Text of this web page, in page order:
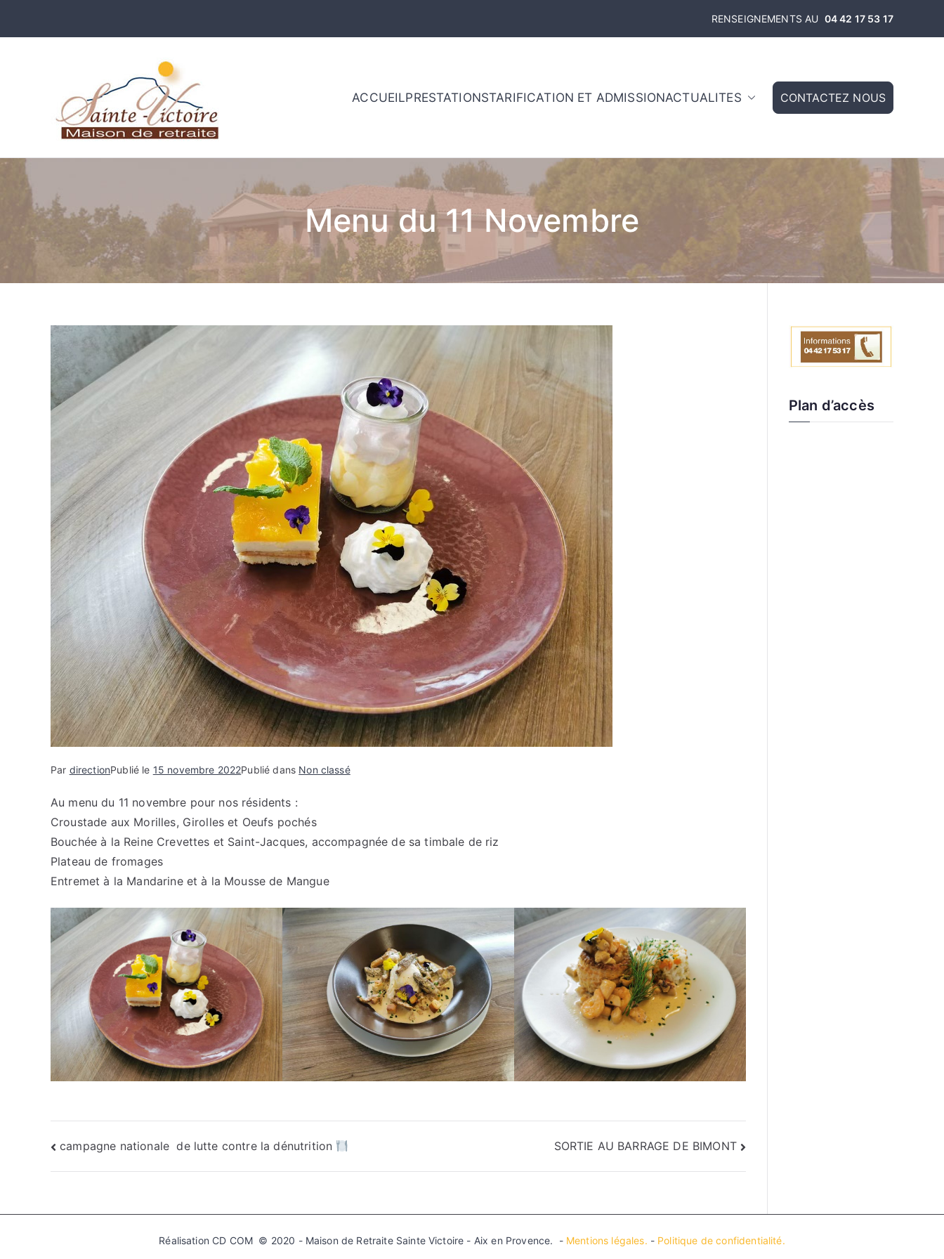
RENSEIGNEMENTS AU 04 42 17 53 17
Maison de retraite – Sainte victoire – Aix en
Provence
ACCUEILPRESTATIONSTARIFICATION ET ADMISSIONACTUALITES CONTACTEZ NOUS
Menu du 11 Novembre
Par directionPublié le 15 novembre 2022Publié dans Non classé
Au menu du 11 novembre pour nos résidents :
Croustade aux Morilles, Girolles et Oeufs pochés
Bouchée à la Reine Crevettes et Saint-Jacques, accompagnée de sa timbale de riz
Plateau de fromages
Entremet à la Mandarine et à la Mousse de Mangue
campagne nationale de lutte contre la dénutrition SORTIE AU BARRAGE DE BIMONT
Plan d’accès
Réalisation CD COM © 2020 - Maison de Retraite Sainte Victoire - Aix en Provence. - Mentions légales. - Politique de confidentialité.